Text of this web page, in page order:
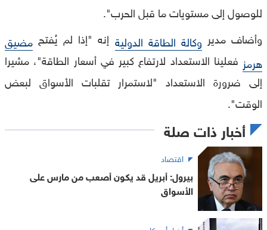
للوصول إلى مستويات ما قبل الحرب".
وأضاف مدير وكالة الطاقة الدولية إنه "إذا لم يُفتح مضيق
هرمز فعلينا الاستعداد لارتفاع كبير في أسعار الطاقة"، مشيرا
إلى ضرورة الاستعداد "لاستمرار تقلبات الأسواق لبعض
الوقت".
أخبار ذات صلة
اقتصاد
بيرول: أبريل قد يكون أصعب من مارس على
الأسواق